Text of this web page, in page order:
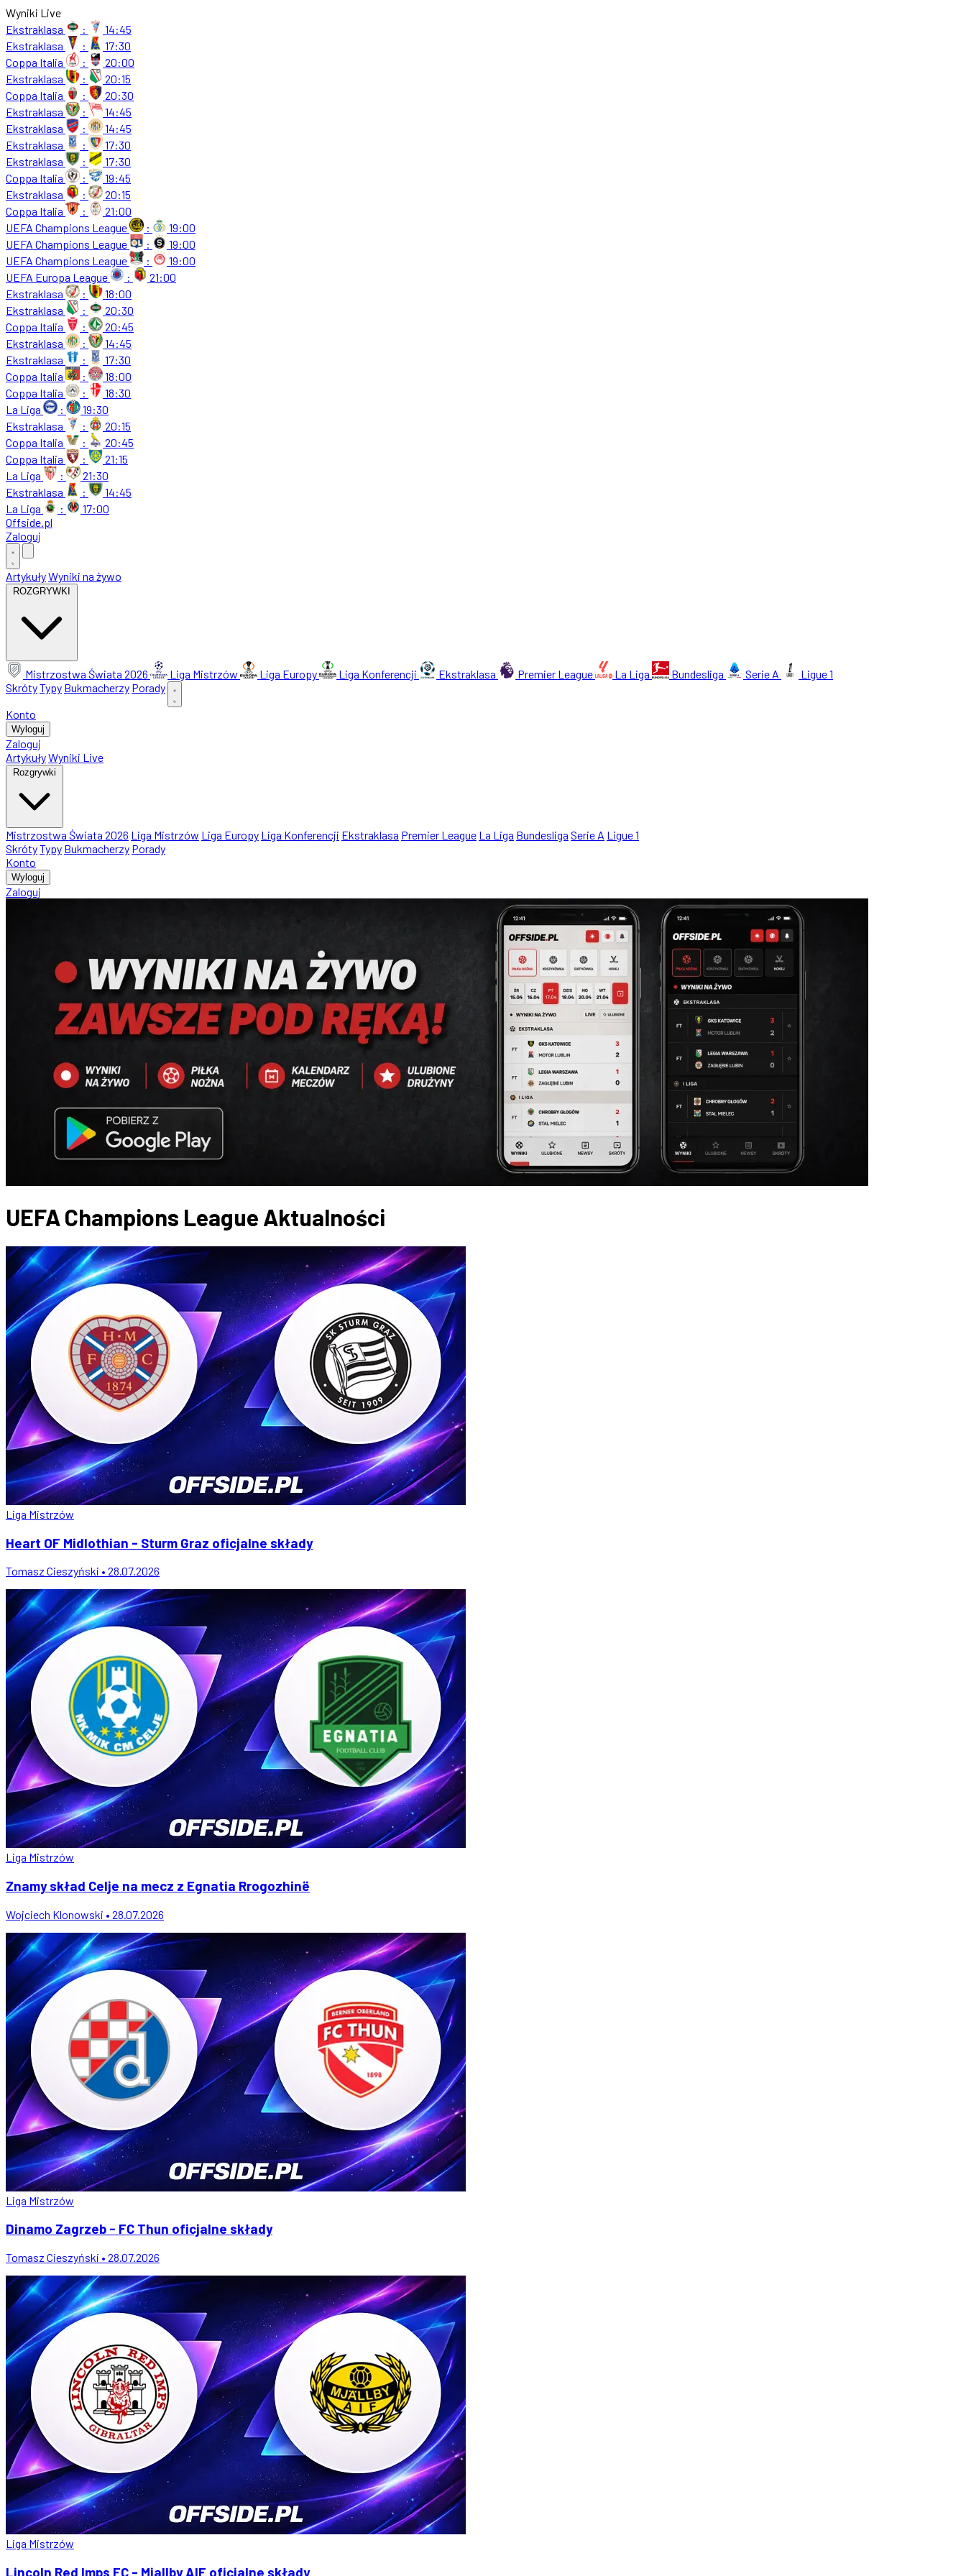
Wyniki Live
Ekstraklasa
:
14:45
Ekstraklasa
:
17:30
Coppa Italia
:
20:00
Ekstraklasa
:
20:15
Coppa Italia
:
20:30
Ekstraklasa
:
14:45
Ekstraklasa
:
14:45
Ekstraklasa
:
17:30
Ekstraklasa
:
17:30
Coppa Italia
:
19:45
Ekstraklasa
:
20:15
Coppa Italia
:
21:00
UEFA Champions League
:
19:00
UEFA Champions League
:
19:00
UEFA Champions League
:
19:00
UEFA Europa League
:
21:00
Ekstraklasa
:
18:00
Ekstraklasa
:
20:30
Coppa Italia
:
20:45
Ekstraklasa
:
14:45
Ekstraklasa
:
17:30
Coppa Italia
:
18:00
Coppa Italia
:
18:30
La Liga
:
19:30
Ekstraklasa
:
20:15
Coppa Italia
:
20:45
Coppa Italia
:
21:15
La Liga
:
21:30
Ekstraklasa
:
14:45
La Liga
:
17:00
Offside.pl
Zaloguj
ArtykułyWyniki na żywo
ROZGRYWKI
Mistrzostwa Świata 2026 Liga Mistrzów Liga Europy Liga Konferencji Ekstraklasa Premier League La Liga Bundesliga Serie A
Ligue 1
SkrótyTypy Bukmacherzy Porady
Konto
Wyloguj
Zaloguj
ArtykułyWyniki Live
Rozgrywki
Mistrzostwa Świata 2026 Liga Mistrzów Liga Europy Liga Konferencji Ekstraklasa Premier League La Liga Bundesliga Serie A Ligue 1
SkrótyTypy Bukmacherzy Porady
Konto
Wyloguj
Zaloguj
UEFA Champions League Aktualności
Liga Mistrzów
Heart OF Midlothian - Sturm Graz oficjalne składy
Tomasz Cieszyński • 28.07.2026
Liga Mistrzów
Znamy skład Celje na mecz z Egnatia Rrogozhinë
Wojciech Klonowski • 28.07.2026
Liga Mistrzów
Dinamo Zagrzeb - FC Thun oficjalne składy
Tomasz Cieszyński • 28.07.2026
Liga Mistrzów
Lincoln Red Imps FC - Mjallby AIF oficjalne składy